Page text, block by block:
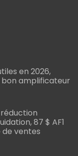
en 2026,
amplificateur
87 $ AF1
de ventes